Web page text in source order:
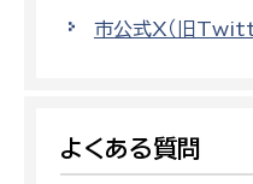
市公式X（旧
よくある質問